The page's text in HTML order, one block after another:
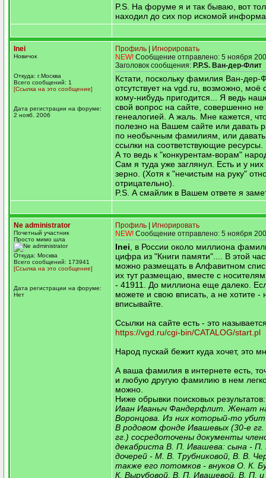
P.S. На форуме я и так бываю, вот
находил до сих пор искомой
Inei
Новичок
Откуда: г.Москва
Всего сообщений: 1
[Ссылка на это сообщение]
Дата регистрации на форуме:
2 нояб. 2006
Профиль
Игнорировать
NEW! Сообщение отправлено: 5 ноября
Заголовок сообщения: P.P.S. Ван-дер-Флит
Кстати, поскольку фамилия Ван-дер-
отсутствует на vgd.ru, возможно, моё
кому-нибудь пригодится... Я ведь
свой вопрос на сайте, совершенно не
генеалогией. А жаль. Мне кажется,
полезно на Вашем сайте или давать
по необычным фамилиям, или
ссылки на соответствующие ресурсы.
А то ведь к "конкурентам-ворам"
Сам я туда уже заглянул. Есть и у
зерно. (Хотя к "нечистым на руку"
отрицательно).
P.S. А смайлик в Вашем ответе я
Ne administrator
Почетный участник
Просто мимо шла
Откуда: Москва
Всего сообщений: 173941
[Ссылка на это сообщение]
Дата регистрации на форуме:
Нет
Профиль
Игнорировать
NEW! Сообщение отправлено: 5 ноября
Inei , в России около миллиона
цифра из "Книги памяти".... В этой
можно размещать в Алфавитном
их тут размещаю, вместе с
- 41911. До миллиона еще далеко.
можете и свою вписать, а не хотите -
вписывайте.
Ссылки на сайте есть - это
https://vgd.ru/cgi-bin/CATALOG/start.pl
Народ пускай бежит куда хочет, это
А ваша фамилия в интернете есть,
и любую другую фамилию в нем
можно.
Ниже обрывки поисковых результатов:
Иван Иваныч Фандерфлит. Женат
Воронцова. Из них который-то
В родовом фонде Ивашевых (30-е гг.
гг.) сосредоточены документы
декабриста В. П. Ивашева: сына - П.
дочерей - М. В. Трубниковой, В. В.
также его потомков - внуков О. К.
К. Вырубовой, В. П. Ивашевой, В. П. и